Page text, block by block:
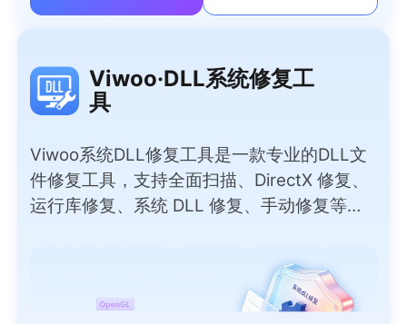
Viwoo·DLL系统修复工
具
Viwoo系统DLL修复工具是一款专业的DLL文
件修复工具，支持全面扫描、DirectX 修复、
运行库修复、系统 DLL 修复、手动修复等实
业技术，小白也能一键操作，覆盖上千种常见
DLL文件，安全无捆绑，快速恢复电脑正常运